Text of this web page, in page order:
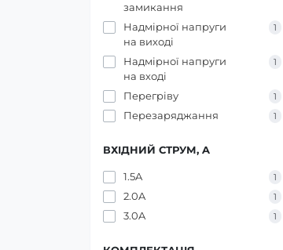
замикання
Надмірної напруги
на виході
1
Надмірної напруги
на вході
1
Перегріву 1
Перезаряджання 1
ВХІДНИЙ СТРУМ, A
1.5A 1
2.0A 1
3.0A 1